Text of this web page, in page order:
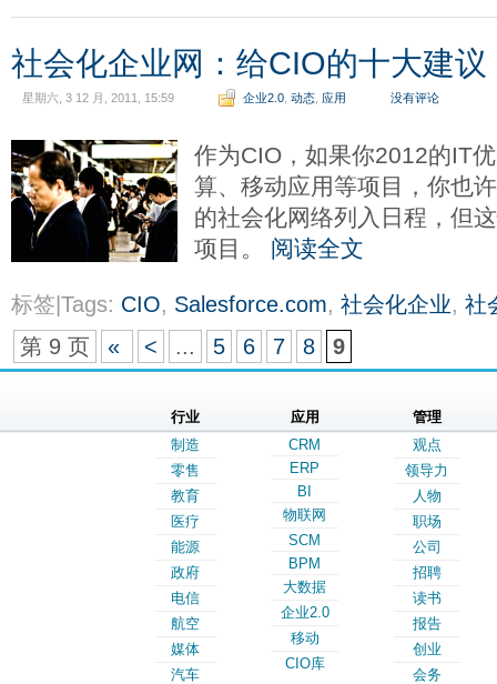
社会化企业网：给CIO的十大建议
星期六, 3 12 月, 2011, 15:59 企业2.0 动态 应用 没有评论
作为CIO，如果你2012的IT
算、移动应用等项目，你也
的社会化网络列入日程，但
项目。 阅读全文
标签|Tags: CIO, Salesforce.com, 社会化企业, 社
第 9 页
« < ... 5 6 7 8 9
行业
制造
零售
教育
医疗
能源
政府
电信
航空
媒体
汽车
应用
CRM
ERP
BI
物联网
SCM
BPM
大数据
企业2.0
移动
CIO库
管理
观点
领导力
人物
职场
公司
招聘
读书
报告
创业
会务